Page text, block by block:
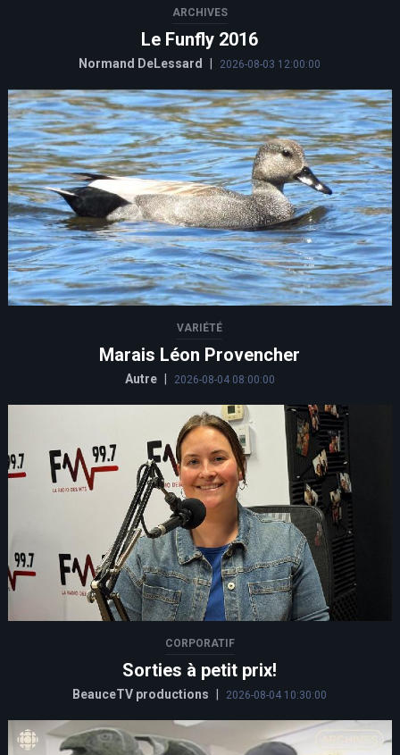
ARCHIVES
Le Funfly 2016
Normand DeLessard 2026-08-03 12:00:00
VARIÉTÉ
Marais Léon Provencher
Autre 2026-08-04 08:00:00
CORPORATIF
Sorties à petit prix!
BeauceTV productions | 2026-08-04 10:30:00